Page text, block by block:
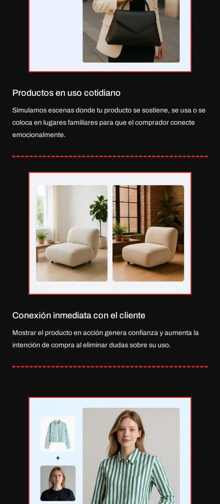
Productos en uso cotidiano
Simulamos escenas donde tu producto se sostiene, se usa o se
coloca en lugares familiares para que el comprador conecte
emocionalmente.
Conexión inmediata con el cliente
Mostrar el producto en acción genera confianza y aumenta la
intención de compra al eliminar dudas sobre su uso.